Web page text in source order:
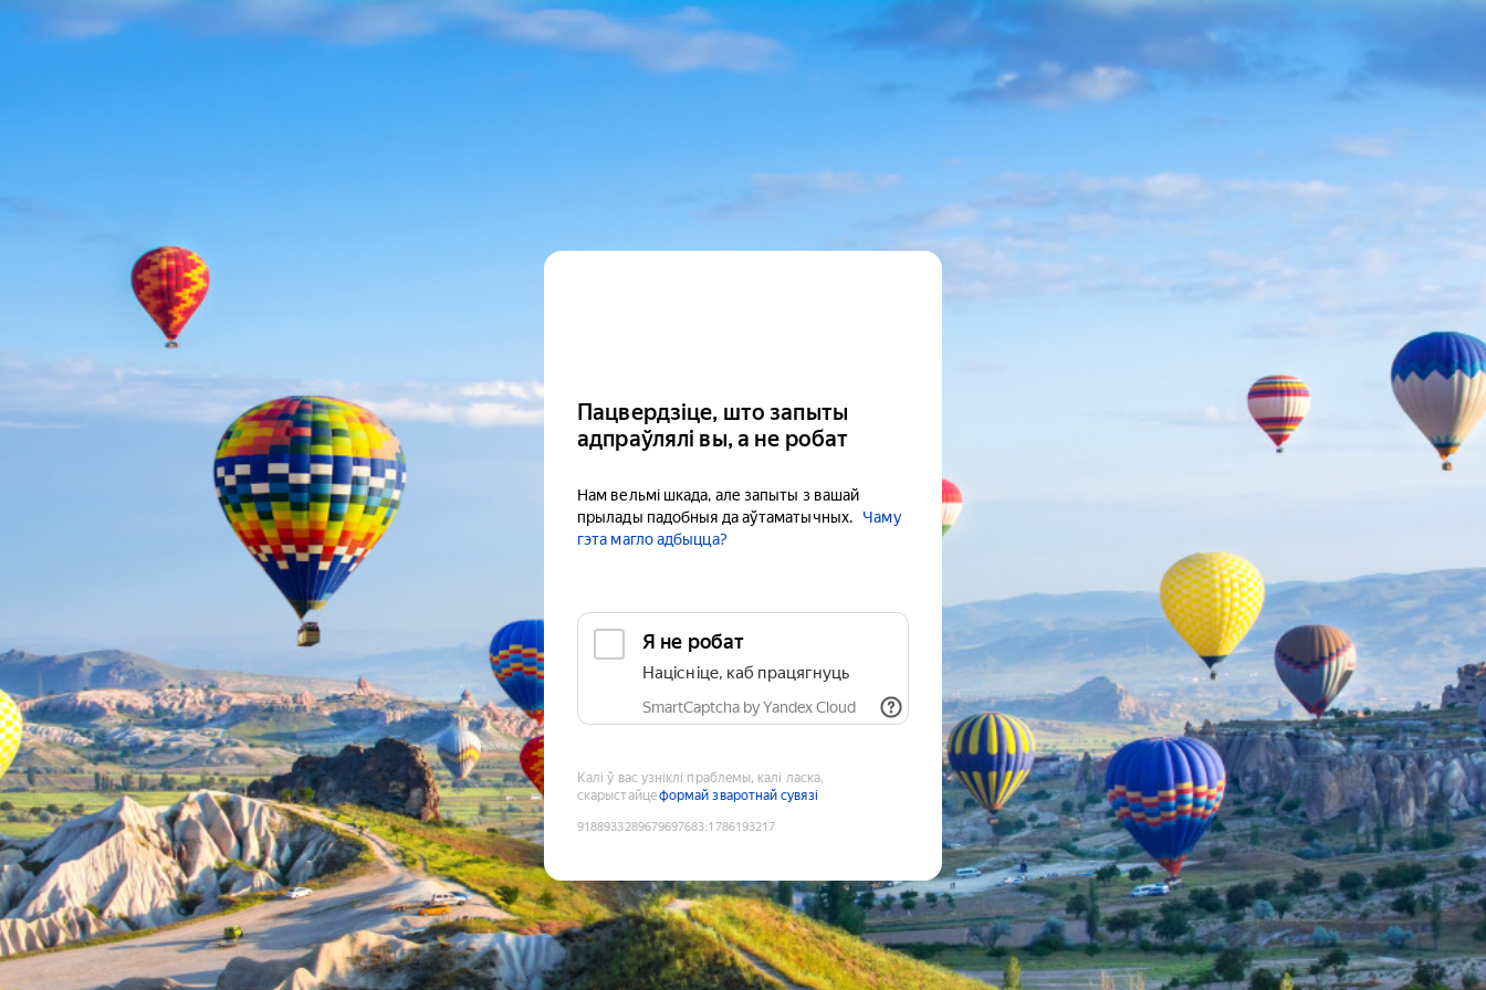
Пацвердзіце, што запыты
адпраўлялі вы, а не робат
Нам вельмі шкада, але запыты з вашай
прылады падобныя да аўтаматычных.
Чаму
гэта магло адбыцца?
Я не робат
Націсніце, каб працягнуць
SmartCaptcha by Yandex Cloud
Калі ў вас узніклі праблемы, калі ласка,
скарыстайцеформай зваротнай сувязі
9188933289679697683:1786193217